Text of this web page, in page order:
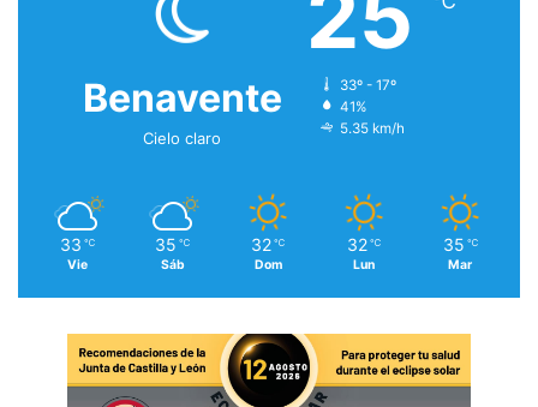
Benavente
Cielo claro
33º - 17º
41%
5.35 km/h
33 ℃
Vie
35 ℃
Sáb
32 ℃
Dom
32 ℃
Lun
35 ℃
Mar